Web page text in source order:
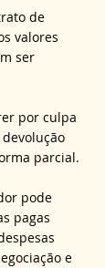
de
valores
ser
por culpa
parcial.
pode
pagas
e